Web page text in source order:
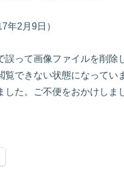
年2月9日）
誤って画像ファイルを削除
覧できない状態になってい
した。ご不便をおかけしま